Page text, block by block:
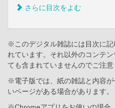
さらに目次をよむ
※このデジタル雑誌には目次に
れています。それ以外のコンテ
ても含まれていませんのでご注意
※電子版では、紙の雑誌と内容
いページがある場合があります。